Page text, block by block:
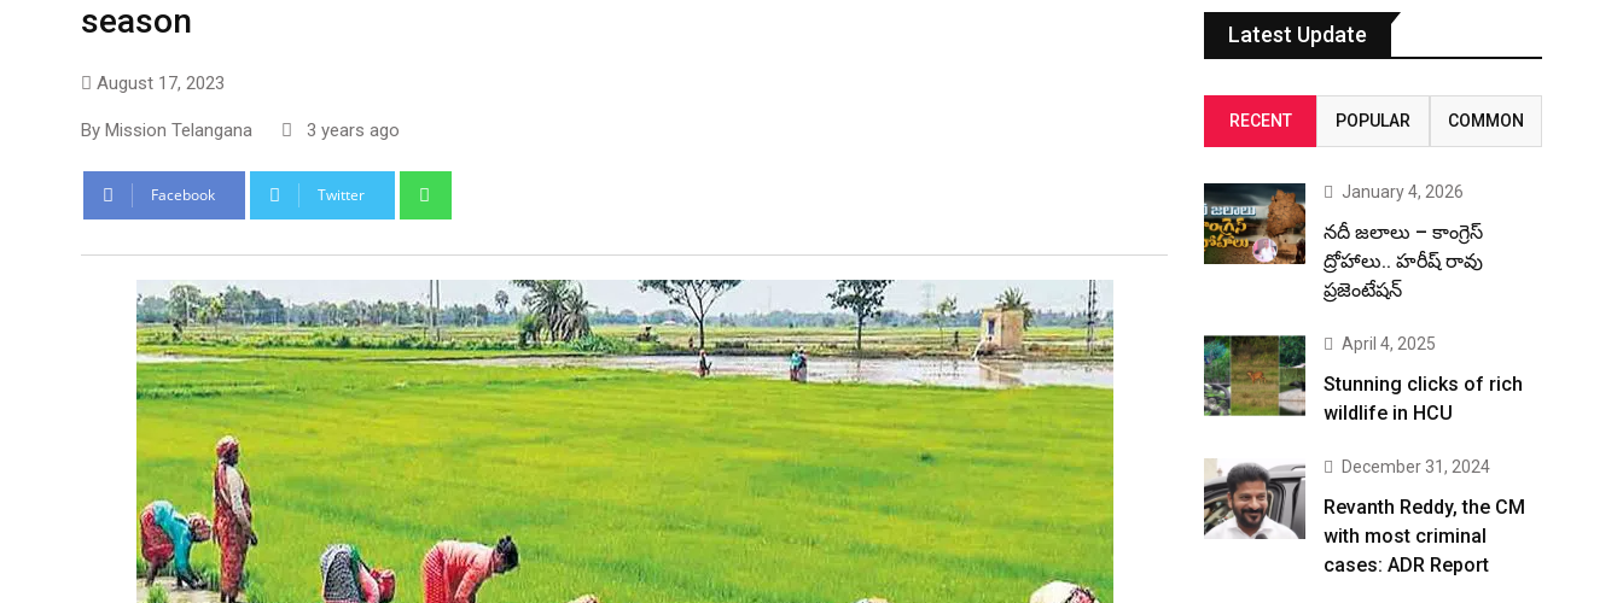
season
August 17, 2023
By Mission Telangana 3 years ago
Facebook Twitter
Latest Update
RECENT POPULAR COMMON
January 4, 2026
నదీ జలాలు – కాంగ్రెస్
ద్రోహాలు.. హరీష్ రావు
ప్రజెంటేషన్
April 4, 2025
Stunning clicks of rich
wildlife in HCU
December 31, 2024
Revanth Reddy, the CM
with most criminal
cases: ADR Report